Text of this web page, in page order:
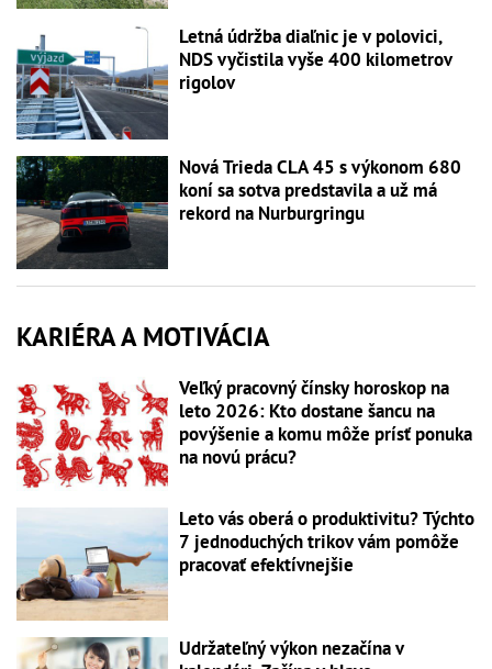
Letná údržba diaľnic je v polovici,
NDS vyčistila vyše 400 kilometrov
rigolov
Nová Trieda CLA 45 s výkonom 680
koní sa sotva predstavila a už má
rekord na Nurburgringu
KARIÉRA A MOTIVÁCIA
Veľký pracovný čínsky horoskop na
leto 2026: Kto dostane šancu na
povýšenie a komu môže prísť ponuka
na novú prácu?
Leto vás oberá o produktivitu? Týchto
7 jednoduchých trikov vám pomôže
pracovať efektívnejšie
Udržateľný výkon nezačína v